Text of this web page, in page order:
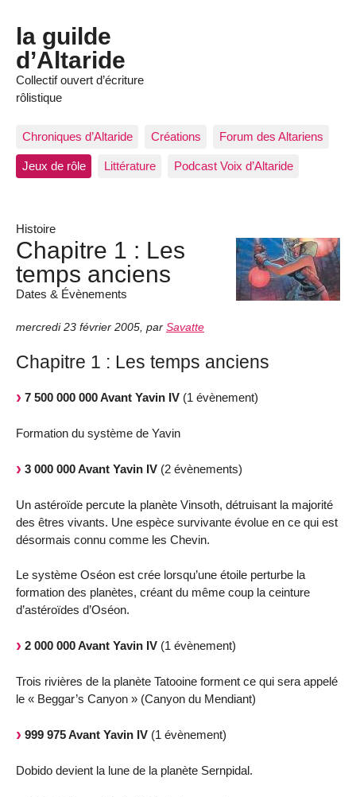
la guilde
d’Altaride
Collectif ouvert d’écriture
rôlistique
Chroniques d’Altaride Créations Forum des Altariens
Jeux de rôle Littérature Podcast Voix d’Altaride
Histoire
Chapitre 1 : Les
temps anciens
Dates & Évènements
mercredi 23 février 2005 par Savatte
Chapitre 1 : Les temps anciens
7 500 000 000 Avant Yavin IV (1 évènement)
Formation du système de Yavin
3 000 000 Avant Yavin IV (2 évènements)
Un astéroïde percute la planète Vinsoth, détruisant la majorité
des êtres vivants. Une espèce survivante évolue en ce qui est
désormais connu comme les Chevin.
Le système Oséon est crée lorsqu’une étoile perturbe la
formation des planètes, créant du même coup la ceinture
d’astéroïdes d’Oséon.
2 000 000 Avant Yavin IV (1 évènement)
Trois rivières de la planète Tatooine forment ce qui sera appelé
le « Beggar’s Canyon » (Canyon du Mendiant)
999 975 Avant Yavin IV (1 évènement)
Dobido devient la lune de la planète Sernpidal.